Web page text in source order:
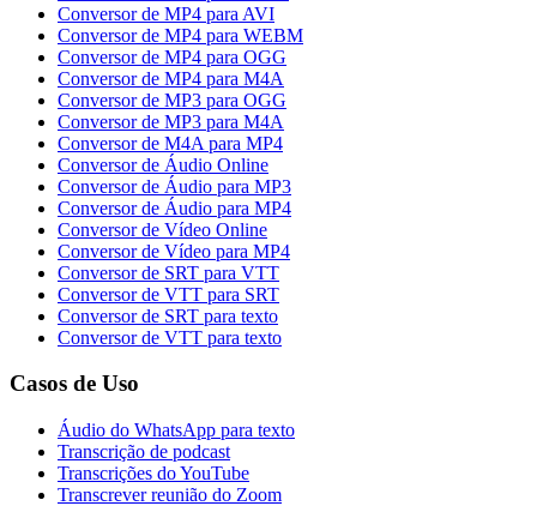
Conversor de MP4 para AVI
Conversor de MP4 para WEBM
Conversor de MP4 para OGG
Conversor de MP4 para M4A
Conversor de MP3 para OGG
Conversor de MP3 para M4A
Conversor de M4A para MP4
Conversor de Áudio Online
Conversor de Áudio para MP3
Conversor de Áudio para MP4
Conversor de Vídeo Online
Conversor de Vídeo para MP4
Conversor de SRT para VTT
Conversor de VTT para SRT
Conversor de SRT para texto
Conversor de VTT para texto
Casos de Uso
Áudio do WhatsApp para texto
Transcrição de podcast
Transcrições do YouTube
Transcrever reunião do Zoom